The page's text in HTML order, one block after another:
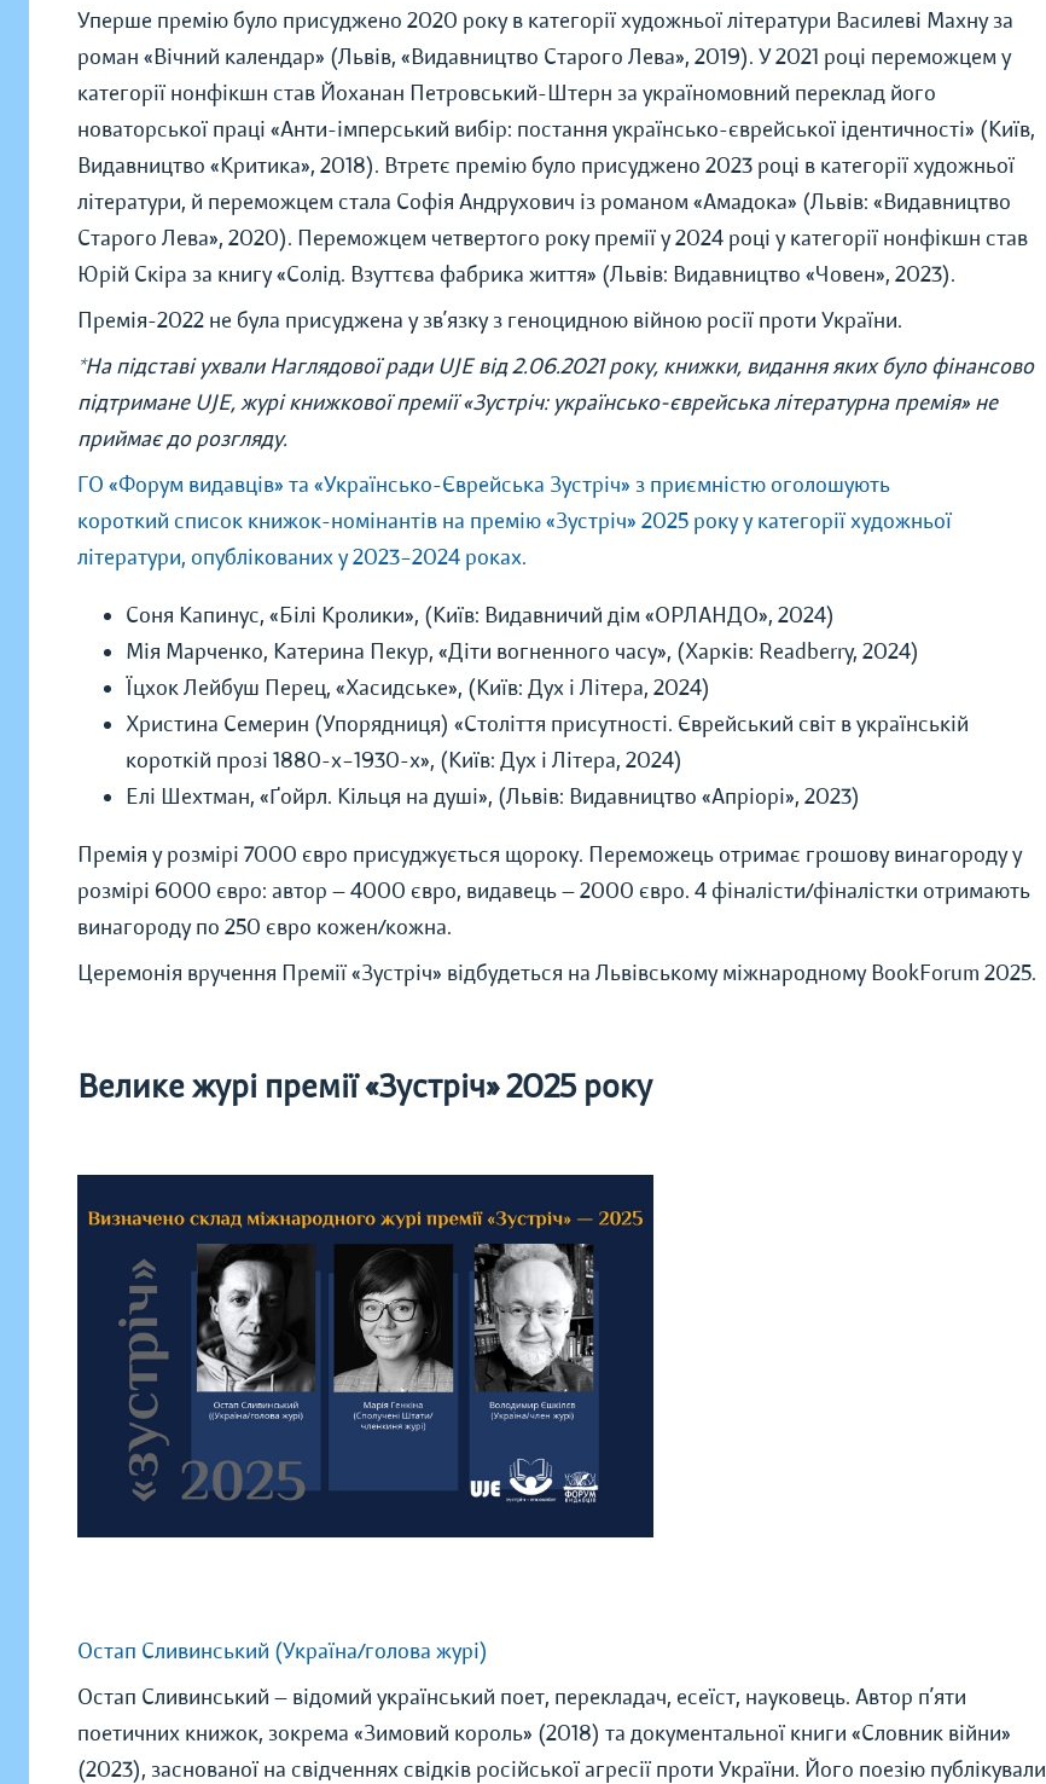
Уперше премію було присуджено 2020 року в категорії художньої літератури Василеві Махну за
роман «Вічний календар» (Львів, «Видавництво Старого Лева», 2019). У 2021 році переможцем у
категорії нонфікшн став Йоханан Петровський-Штерн за україномовний переклад його
новаторської праці «Анти-імперський вибір: постання українсько-єврейської ідентичності» (Київ,
Видавництво «Критика», 2018). Втретє премію було присуджено 2023 році в категорії художньої
літератури, й переможцем стала Софія Андрухович із романом «Амадока» (Львів: «Видавництво
Старого Лева», 2020). Переможцем четвертого року премії у 2024 році у категорії нонфікшн став
Юрій Скіра за книгу «Солід. Взуттєва фабрика життя» (Львів: Видавництво «Човен», 2023).
Премія-2022 не була присуджена у зв’язку з геноцидною війною росії проти України.
*На підставі ухвали Наглядової ради UJE від 2.06.2021 року, книжки, видання яких було фінансово
підтримане UJE, журі книжкової премії «Зустріч: українсько-єврейська літературна премія» не
приймає до розгляду.
ГО «Форум видавців» та «Українсько-Єврейська Зустріч» з приємністю оголошують
короткий список книжок-номінантів на премію «Зустріч» 2025 року у категорії художньої
літератури, опублікованих у 2023–2024 роках.
Соня Капинус, «Білі Кролики», (Київ: Видавничий дім «ОРЛАНДО», 2024)
Мія Марченко, Катерина Пекур, «Діти вогненного часу», (Харків: Readberry, 2024)
Їцхок Лейбуш Перец, «Хасидське», (Київ: Дух і Літера, 2024)
Христина Семерин (Упорядниця) «Століття присутності. Єврейський світ в українській
короткій прозі 1880-х–1930-х», (Київ: Дух і Літера, 2024)
Елі Шехтман, «Ґойрл. Кільця на душі», (Львів: Видавництво «Апріорі», 2023)
Премія у розмірі 7000 євро присуджується щороку. Переможець отримає грошову винагороду у
розмірі 6000 євро: автор — 4000 євро, видавець — 2000 євро. 4 фіналісти/фіналістки отримають
винагороду по 250 євро кожен/кожна.
Церемонія вручення Премії «Зустріч» відбудеться на Львівському міжнародному BookForum 2025.
Велике журі премії «Зустріч» 2025 року
Остап Сливинський (Україна/голова журі)
Остап Сливинський — відомий український поет, перекладач, есеїст, науковець. Автор п’яти
поетичних книжок, зокрема «Зимовий король» (2018) та документальної книги «Словник війни»
(2023), заснованої на свідченнях свідків російської агресії проти України. Його поезію публікували